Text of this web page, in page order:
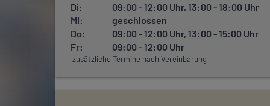
Di:
09:00 - 12:00 Uhr, 13:00 - 18:00 Uhr
Mi:
geschlossen
Do:
09:00 - 12:00 Uhr, 13:00 - 15:00 Uhr
Fr:
09:00 - 12:00 Uhr
zusätzliche Termine nach Vereinbarung